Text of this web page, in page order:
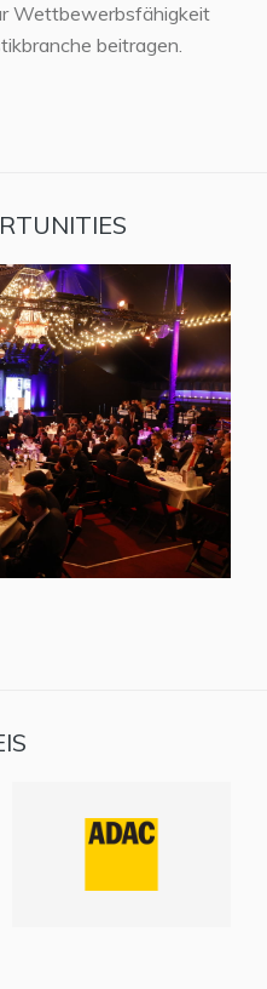
Wettbewerbsfähigkeit
beitragen.